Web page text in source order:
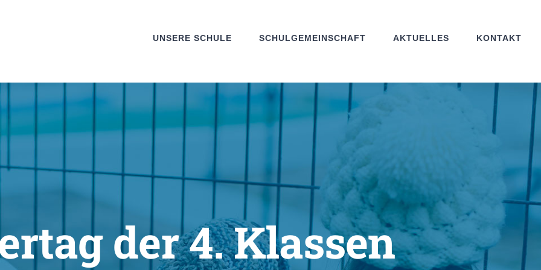
UNSERE SCHULE SCHULGEMEINSCHAFT AKTUELLES KONTAKT
der 4. Klassen